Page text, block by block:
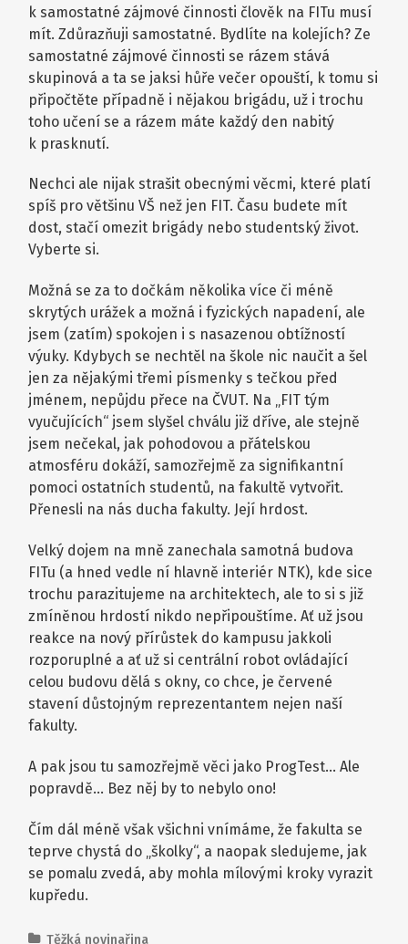
k samostatné zájmové činnosti člověk na FITu musí
mít. Zdůrazňuji samostatné. Bydlíte na kolejích? Ze
samostatné zájmové činnosti se rázem stává
skupinová a ta se jaksi hůře večer opouští, k tomu si
připočtěte případně i nějakou brigádu, už i trochu
toho učení se a rázem máte každý den nabitý
k prasknutí.
Nechci ale nijak strašit obecnými věcmi, které platí
spíš pro většinu VŠ než jen FIT. Času budete mít
dost, stačí omezit brigády nebo studentský život.
Vyberte si.
Možná se za to dočkám několika více či méně
skrytých urážek a možná i fyzických napadení, ale
jsem (zatím) spokojen i s nasazenou obtížností
výuky. Kdybych se nechtěl na škole nic naučit a šel
jen za nějakými třemi písmenky s tečkou před
jménem, nepůjdu přece na ČVUT. Na „FIT tým
vyučujících“ jsem slyšel chválu již dříve, ale stejně
jsem nečekal, jak pohodovou a přátelskou
atmosféru dokáží, samozřejmě za signifikantní
pomoci ostatních studentů, na fakultě vytvořit.
Přenesli na nás ducha fakulty. Její hrdost.
Velký dojem na mně zanechala samotná budova
FITu (a hned vedle ní hlavně interiér NTK), kde sice
trochu parazitujeme na architektech, ale to si s již
zmíněnou hrdostí nikdo nepřipouštíme. Ať už jsou
reakce na nový přírůstek do kampusu jakkoli
rozporuplné a ať už si centrální robot ovládající
celou budovu dělá s okny, co chce, je červené
stavení důstojným reprezentantem nejen naší
fakulty.
A pak jsou tu samozřejmě věci jako ProgTest… Ale
popravdě… Bez něj by to nebylo ono!
Čím dál méně však všichni vnímáme, že fakulta se
teprve chystá do „školky“, a naopak sledujeme, jak
se pomalu zvedá, aby mohla mílovými kroky vyrazit
kupředu.
Těžká novinařina